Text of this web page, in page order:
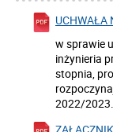
UCHWAŁA
w sprawie
inżynieria
stopnia,
2022/2023.